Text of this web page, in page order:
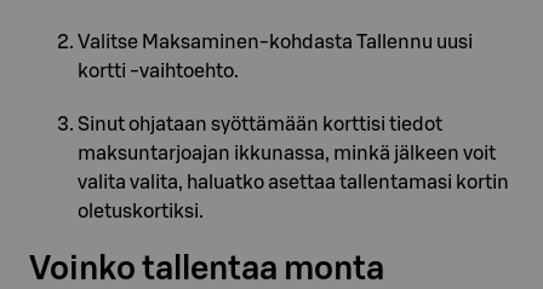
Valitse Maksaminen-kohdasta Tallennu uusi
kortti -vaihtoehto.
Sinut ohjataan syöttämään korttisi tiedot
maksuntarjoajan ikkunassa, minkä jälkeen voit
valita valita, haluatko asettaa tallentamasi kortin
oletuskortiksi.
Voinko tallentaa monta